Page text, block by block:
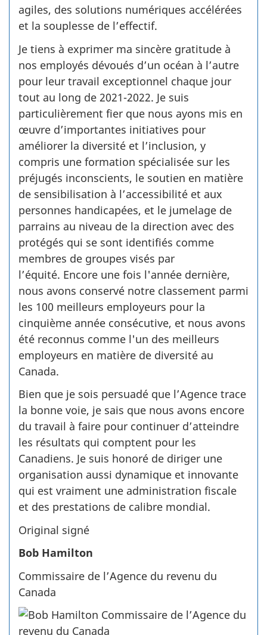
agiles, des solutions numériques accélérées
et la souplesse de l’effectif.
Je tiens à exprimer ma sincère gratitude à
nos employés dévoués d’un océan à l’autre
pour leur travail exceptionnel chaque jour
tout au long de 2021-­2022. Je suis
particulièrement fier que nous ayons mis en
œuvre d’importantes initiatives pour
améliorer la diversité et l’inclusion, y
compris une formation spécialisée sur les
préjugés inconscients, le soutien en matière
de sensibilisation à l’accessibilité et aux
personnes handicapées, et le jumelage de
parrains au niveau de la direction avec des
protégés qui se sont identifiés comme
membres de groupes visés par
l’équité. Encore une fois l'année dernière,
nous avons conservé notre classement parmi
les 100 meilleurs employeurs pour la
cinquième année consécutive, et nous avons
été reconnus comme l'un des meilleurs
employeurs en matière de diversité au
Canada.
Bien que je sois persuadé que l’Agence trace
la bonne voie, je sais que nous avons encore
du travail à faire pour continuer d’atteindre
les résultats qui comptent pour les
Canadiens. Je suis honoré de diriger une
organisation aussi dynamique et innovante
qui est vraiment une administration fiscale
et des prestations de calibre mondial.
Original signé
Bob Hamilton
Commissaire de l’Agence du revenu du
Canada